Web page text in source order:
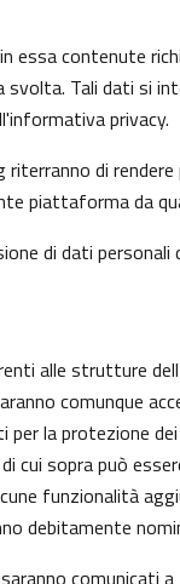
contenute
svolta. Tali dati
privacy.
di
piattaforma da
di dati
alle strutture
comunque
la protezione
cui sopra può
funzionalità
debitamente